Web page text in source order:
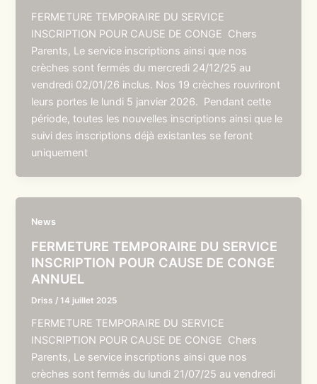
FERMETURE TEMPORAIRE DU SERVICE
INSCRIPTION POUR CAUSE DE CONGE Chers
Parents, Le service inscriptions ainsi que nos
crèches sont fermés du mercredi 24/12/25 au
vendredi 02/01/26 inclus. Nos 19 crèches rouvriront
leurs portes le lundi 5 janvier 2026. Pendant cette
période, toutes les nouvelles inscriptions ainsi que le
suivi des inscriptions déjà existantes se feront
uniquement
News
FERMETURE TEMPORAIRE DU SERVICE
INSCRIPTION POUR CAUSE DE CONGE
ANNUEL
Driss /14 juillet 2025
FERMETURE TEMPORAIRE DU SERVICE
INSCRIPTION POUR CAUSE DE CONGE Chers
Parents, Le service inscriptions ainsi que nos
crèches sont fermés du lundi 21/07/25 au vendredi